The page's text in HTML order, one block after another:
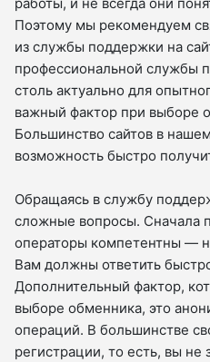
работы, и не всегда они
Поэтому мы рекомендуем
из службы поддержки на
профессиональной службы
столь актуально для
важный фактор при выборе
Большинство сайтов в
возможность быстро
Обращаясь в службу
сложные вопросы. Сначала
операторы компетентны —
Вам должны ответить
Дополнительный фактор,
выборе обменника, это
операций. В большинстве
регистрации, то есть, вы не